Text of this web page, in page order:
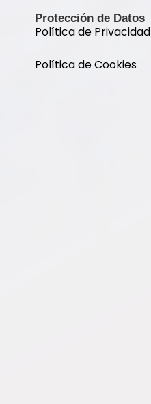
Protección de Datos
Política de Privacidad
Política de Cookies